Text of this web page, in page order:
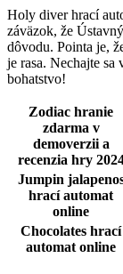
Holy diver hrací
záväzok, že
dôvodu. Pointa je,
je rasa. Nechajte sa
bohatstvo!
Zodiac hranie
zdarma v
demoverzii a
recenzia hry
Jumpin
hrací automat
online
Chocolates hrací
automat online